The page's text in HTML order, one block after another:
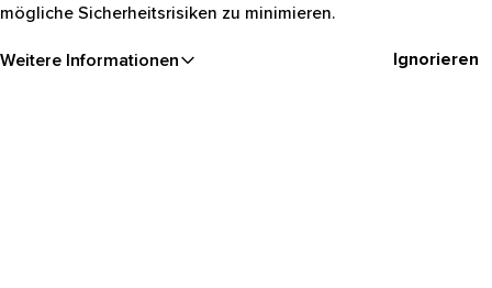
mögliche Sicherheitsrisiken zu minimieren.
Weitere Informationen Ignorieren